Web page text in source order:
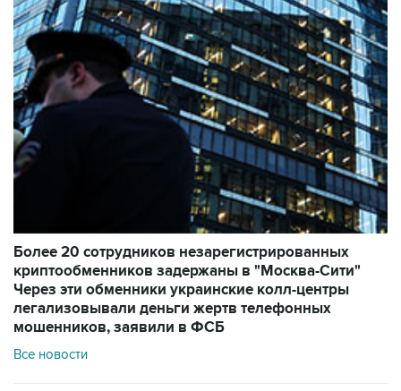
Более 20 сотрудников незарегистрированных
криптообменников задержаны в "Москва-Сити"
Через эти обменники украинские колл-центры
легализовывали деньги жертв телефонных
мошенников, заявили в ФСБ
Все новости